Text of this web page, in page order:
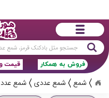
جستجو
قیمت فروش به همکار
شمع شمع عددی شمع عدد 3